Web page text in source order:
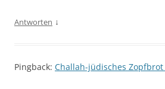
Antworten ↓
Pingback: Challah-jüdisches Zopfbrot